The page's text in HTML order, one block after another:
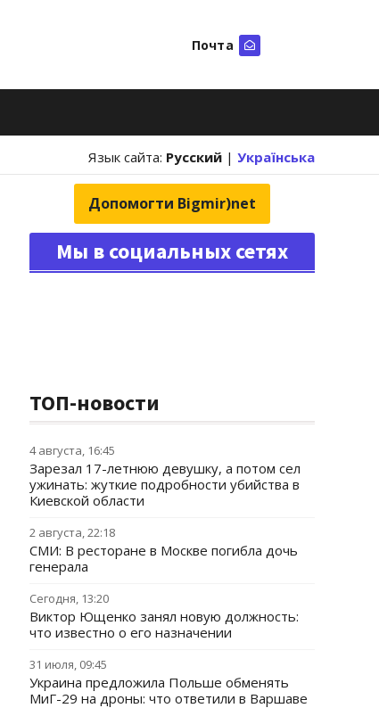
Почта
Язык сайта: Русский | Українська
Допомогти Bigmir)net
Мы в социальных сетях
ТОП-новости
4 августа, 16:45
Зарезал 17-летнюю девушку, а потом сел
ужинать: жуткие подробности убийства в
Киевской области
2 августа, 22:18
СМИ: В ресторане в Москве погибла дочь
генерала
Сегодня, 13:20
Виктор Ющенко занял новую должность:
что известно о его назначении
31 июля, 09:45
Украина предложила Польше обменять
МиГ-29 на дроны: что ответили в Варшаве